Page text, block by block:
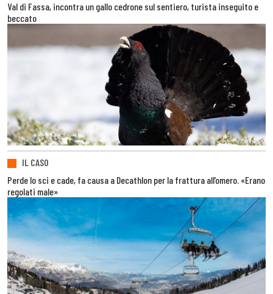
Val di Fassa, incontra un gallo cedrone sul sentiero, turista inseguito e
beccato
IL CASO
Perde lo sci e cade, fa causa a Decathlon per la frattura all’omero. «Erano
regolati male»